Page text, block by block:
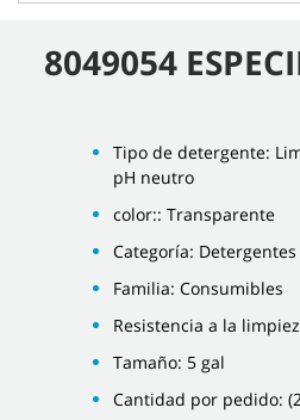
8049054
Tipo de detergente:
pH neutro
color:: Transparente
Categoría: Detergentes
Familia: Consumibles
Resistencia a la
Tamaño: 5 gal
Cantidad por pedido: